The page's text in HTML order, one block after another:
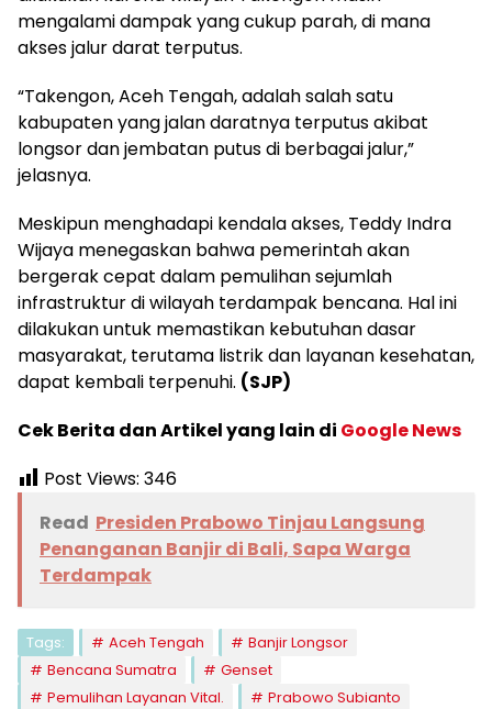
mengalami dampak yang cukup parah, di mana
akses jalur darat terputus.
“Takengon, Aceh Tengah, adalah salah satu
kabupaten yang jalan daratnya terputus akibat
longsor dan jembatan putus di berbagai jalur,”
jelasnya.
Meskipun menghadapi kendala akses, Teddy Indra
Wijaya menegaskan bahwa pemerintah akan
bergerak cepat dalam pemulihan sejumlah
infrastruktur di wilayah terdampak bencana. Hal ini
dilakukan untuk memastikan kebutuhan dasar
masyarakat, terutama listrik dan layanan kesehatan,
dapat kembali terpenuhi. (SJP)
Cek Berita dan Artikel yang lain di Google News
Post Views: 346
Read Presiden Prabowo Tinjau Langsung
Penanganan Banjir di Bali, Sapa Warga
Terdampak
Tags: Aceh Tengah
Banjir Longsor
Bencana Sumatra
Genset
Pemulihan Layanan Vital.
Prabowo Subianto